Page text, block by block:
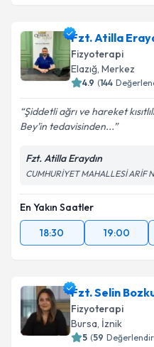
Fzt. Atilla
Fizyoterapi
Elazığ, Merkez
4.9 (144
Şiddetli ağrı ve hareket
Bey’in tedavisinden...
Fzt. Atilla Eraydın
CUMHURİYET MAHALLESİ ARİF
En Yakın Saatler
18:30
19:00
Fzt. Selin
Fizyoterapi
Bursa, İznik
5 (59